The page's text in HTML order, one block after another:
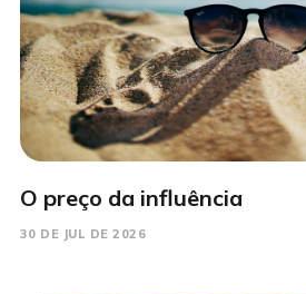
O preço da influência
30 DE JUL DE 2026